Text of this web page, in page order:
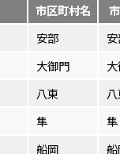
市区町村名
安部
大御門
八東
隼
隼
船岡